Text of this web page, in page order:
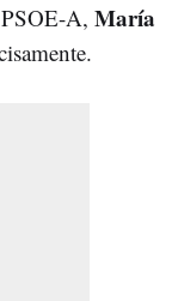
A, María